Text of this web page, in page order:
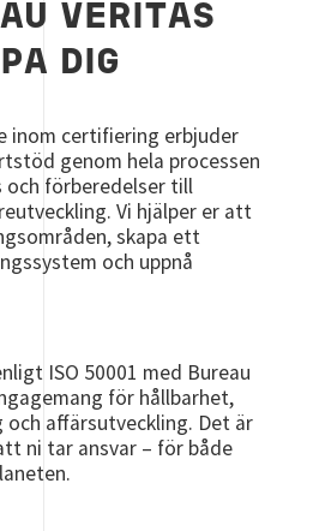
VERITAS
DIG
inom certifiering erbjuder
genom hela processen
och förberedelser till
Vi hjälper er att
skapa ett
och uppnå
ISO 50001 med Bureau
för hållbarhet,
affärsutveckling. Det är
ni tar ansvar – för både